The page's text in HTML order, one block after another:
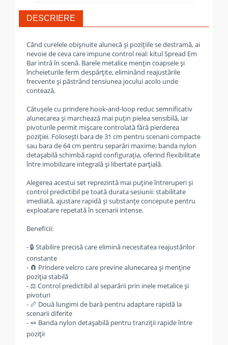
DESCRIERE
Când curelele obișnuite alunecă și pozițiile se destramă, ai
nevoie de ceva care impune control real: kitul Spread Em
Bar intră în scenă. Barele metalice mențin coapsele și
încheieturile ferm despărțite, eliminând reajustările
frecvente și păstrând tensiunea jocului acolo unde
contează.
Cătușele cu prindere hook-and-loop reduc semnificativ
alunecarea și marchează mai puțin pielea sensibilă, iar
pivoturile permit mișcare controlată fără pierderea
poziției. Folosești bara de 31 cm pentru scenarii compacte
sau bara de 64 cm pentru separări maxime; banda nylon
detașabilă schimbă rapid configurația, oferind flexibilitate
între imobilizare integrală și libertate parțială.
Alegerea acestui set reprezintă mai puține întreruperi și
control predictibil pe toată durata sesiunii: stabilitate
imediată, ajustare rapidă și substanțe concepute pentru
exploatare repetată în scenarii intense.
Beneficii:
- 🔒 Stabilire precisă care elimină necesitatea reajustărilor
constante
- 🧲 Prindere velcro care previne alunecarea și menține
poziția stabilă
- ⚖️ Control predictibil al separării prin inele metalice și
pivoturi
- 📏 Două lungimi de bară pentru adaptare rapidă la
scenarii diferite
- 🪢 Banda nylon detașabilă pentru tranziții rapide între
poziții